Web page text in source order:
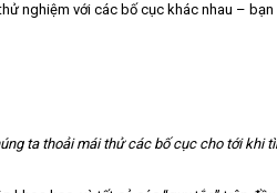
nghiệm với các bố cục khác nhau –
ta thoải mái thử các bố cục cho tới khi